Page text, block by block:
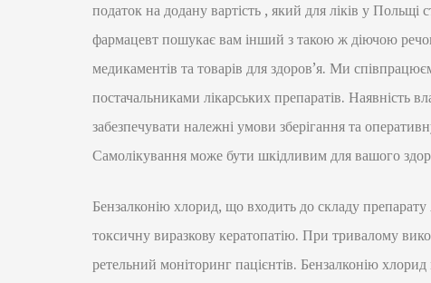
податок на додану вартість , який для ліків у
фармацевт пошукає вам інший з такою ж діючою
медикаментів та товарів для здоров’я. Ми
постачальниками лікарських препаратів. Наявність
забезпечувати належні умови зберігання та
Самолікування може бути шкідливим для вашого
Бензалконію хлорид, що входить до складу
токсичну виразкову кератопатію. При тривалому
ретельний моніторинг пацієнтів. Бензалконію